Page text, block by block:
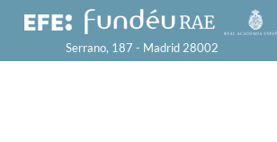
Serrano, 187 - Madrid 28002